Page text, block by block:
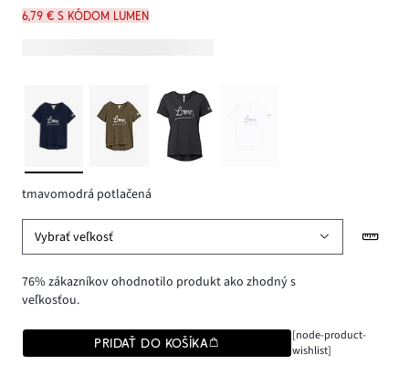
6,79 € s kódom LUMEN
tmavomodrá potlačená
Vybrať veľkosť
76% zákazníkov ohodnotilo produkt ako zhodný s
veľkosťou.
PRIDAŤ DO KOŠÍKA
[node-product-
wishlist]